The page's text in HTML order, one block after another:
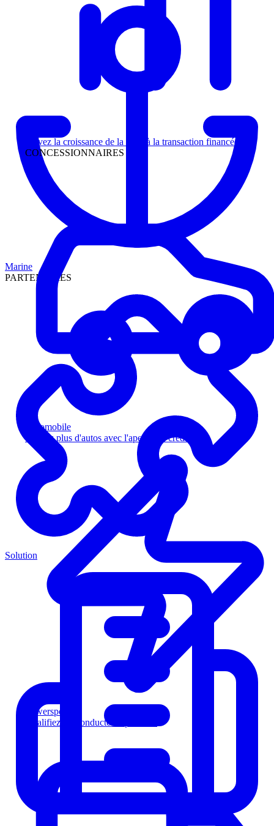
Suivez la croissance de la piste à la transaction financée
CONCESSIONNAIRES
Automobile
Vendez plus d'autos avec l'aperçu de crédit
Powersports
Qualifiez les conducteurs plus vite
Marine
PARTENAIRES
Solution